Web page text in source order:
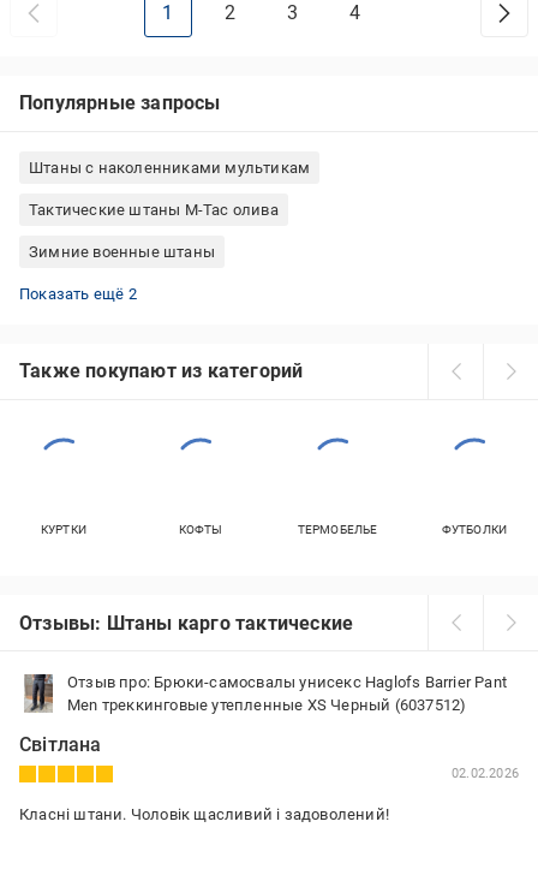
1 2 3 4
Популярные запросы
Штаны с наколенниками мультикам
Тактические штаны M-Tac олива
Зимние военные штаны
Тактические штаны с наколенниками пиксель
Штаны военные пиксель
Показать ещё 2
Также покупают из категорий
КУРТКИ КОФТЫ ТЕРМОБЕЛЬЕ ФУТБОЛКИ
Отзывы: Штаны карго тактические
Отзыв про: Брюки-самосвалы унисекс Haglofs Barrier Pant
Men треккинговые утепленные XS Черный (6037512)
Світлана
02.02.2026
Класні штани. Чоловік щасливий і задоволений!